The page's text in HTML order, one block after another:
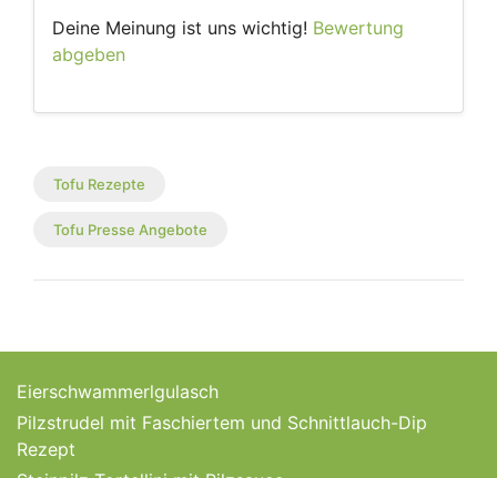
Deine Meinung ist uns wichtig! Bewertung
abgeben
Tofu Rezepte
Tofu Presse Angebote
Eierschwammerlgulasch
Pilzstrudel mit Faschiertem und Schnittlauch-Dip
Rezept